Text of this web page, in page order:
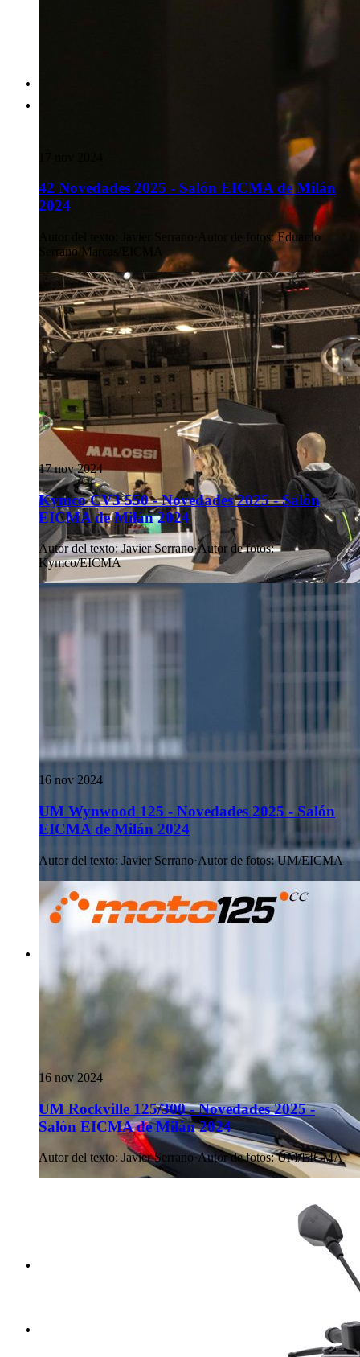
42 Novedades 2025 - Salón EICMA de Milán
2024
Autor de fotos: Eduardo
Serrano/Marcas/EICMA
17 nov 2024
Kymco CV3 550 - Novedades 2025 - Salón
EICMA de Milán 2024
Autor del texto: Javier Serrano·Autor de fotos:
Kymco/EICMA
16 nov 2024
UM Wynwood 125 - Novedades 2025 - Salón
EICMA de Milán 2024
Autor del texto: Javier Serrano·Autor de fotos: UM/EICMA
16 nov 2024
UM Rockville 125/300 - Novedades 2025 -
Salón EICMA de Milán 2024
Autor del texto: Javier Serrano·Autor de fotos: UM/EICMA